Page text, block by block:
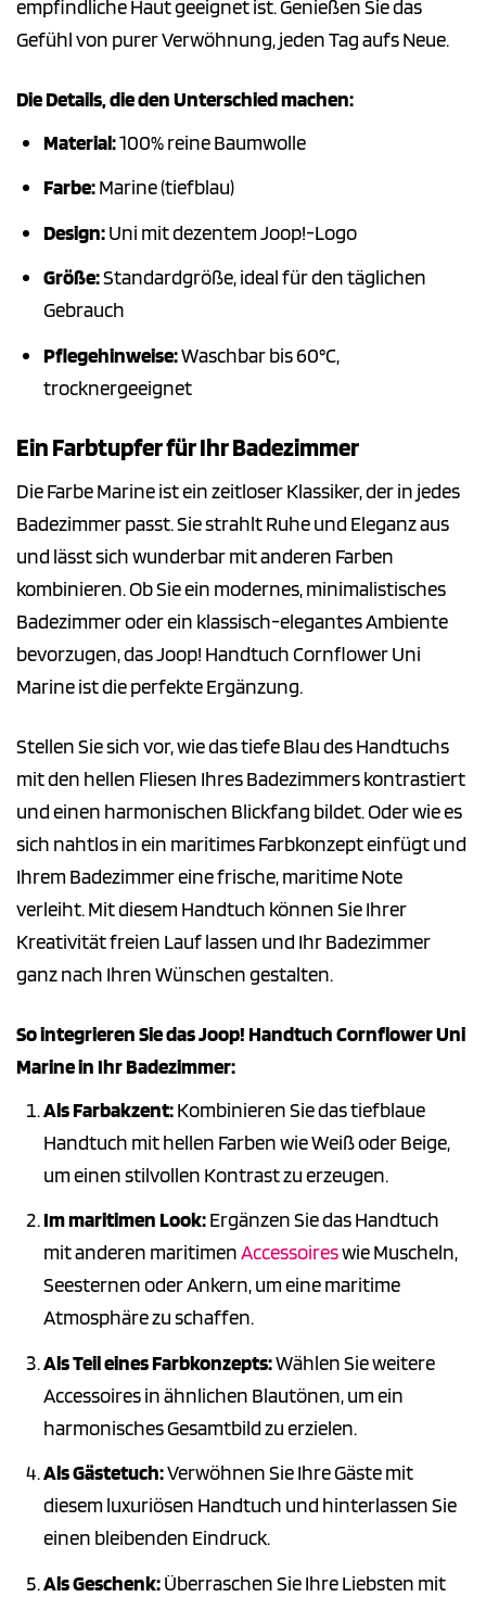
empfindliche Haut geeignet ist. Genießen Sie das
Gefühl von purer Verwöhnung, jeden Tag aufs Neue.
Die Details, die den Unterschied machen:
Material:100% reine Baumwolle
Farbe:Marine (tiefblau)
Design:Uni mit dezentem Joop!-Logo
Größe:Standardgröße, ideal für den täglichen
Gebrauch
Pflegehinweise:Waschbar bis 60°C,
trocknergeeignet
Ein Farbtupfer für Ihr Badezimmer
Die Farbe Marine ist ein zeitloser Klassiker, der in jedes
Badezimmer passt. Sie strahlt Ruhe und Eleganz aus
und lässt sich wunderbar mit anderen Farben
kombinieren. Ob Sie ein modernes, minimalistisches
Badezimmer oder ein klassisch-elegantes Ambiente
bevorzugen, das Joop! Handtuch Cornflower Uni
Marine ist die perfekte Ergänzung.
Stellen Sie sich vor, wie das tiefe Blau des Handtuchs
mit den hellen Fliesen Ihres Badezimmers kontrastiert
und einen harmonischen Blickfang bildet. Oder wie es
sich nahtlos in ein maritimes Farbkonzept einfügt und
Ihrem Badezimmer eine frische, maritime Note
verleiht. Mit diesem Handtuch können Sie Ihrer
Kreativität freien Lauf lassen und Ihr Badezimmer
ganz nach Ihren Wünschen gestalten.
So integrieren Sie das Joop! Handtuch Cornflower Uni
Marine in Ihr Badezimmer:
Als Farbakzent:Kombinieren Sie das tiefblaue
Handtuch mit hellen Farben wie Weiß oder Beige,
um einen stilvollen Kontrast zu erzeugen.
Im maritimen Look:Ergänzen Sie das Handtuch
mit anderen maritimenAccessoireswie Muscheln,
Seesternen oder Ankern, um eine maritime
Atmosphäre zu schaffen.
Als Teil eines Farbkonzepts:Wählen Sie weitere
Accessoires in ähnlichen Blautönen, um ein
harmonisches Gesamtbild zu erzielen.
Als Gästetuch:Verwöhnen Sie Ihre Gäste mit
diesem luxuriösen Handtuch und hinterlassen Sie
einen bleibenden Eindruck.
Als Geschenk:Überraschen Sie Ihre Liebsten mit